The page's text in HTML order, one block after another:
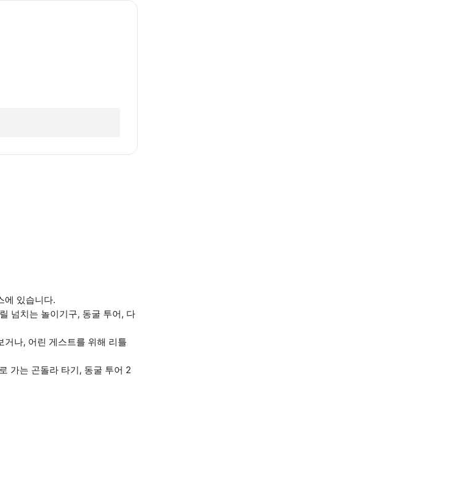
에 있습니다.
넘치는 놀이기구, 동굴 투어, 다
나, 어린 게스트를 위해 리틀
가는 곤돌라 타기, 동굴 투어 2